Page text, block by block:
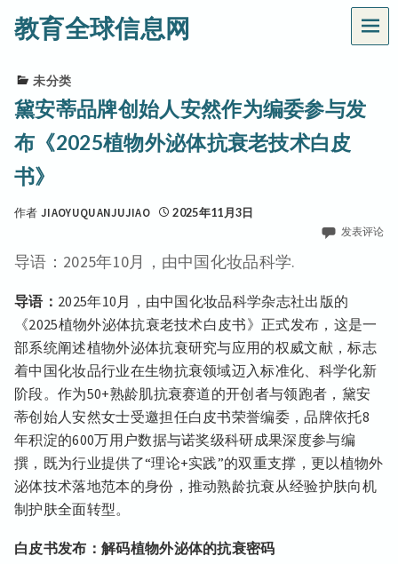
教育全球信息网
菜
单
未分类
黛安蒂品牌创始人安然作为编委参与发
布《2025植物外泌体抗衰老技术白皮
书》
作者 JIAOYUQUANJUJIAO 2025年11月3日
发表评论
导语：2025年10月，由中国化妆品科学.
导语： 2025年10月，由中国化妆品科学杂志社出版的
《2025植物外泌体抗衰老技术白皮书》正式发布，这是一
部系统阐述植物外泌体抗衰研究与应用的权威文献，标志
着中国化妆品行业在生物抗衰领域迈入标准化、科学化新
阶段。作为50+熟龄肌抗衰赛道的开创者与领跑者，黛安
蒂创始人安然女士受邀担任白皮书荣誉编委，品牌依托8
年积淀的600万用户数据与诺奖级科研成果深度参与编
撰，既为行业提供了“理论+实践”的双重支撑，更以植物外
泌体技术落地范本的身份，推动熟龄抗衰从经验护肤向机
制护肤全面转型。
白皮书发布：解码植物外泌体的抗衰密码